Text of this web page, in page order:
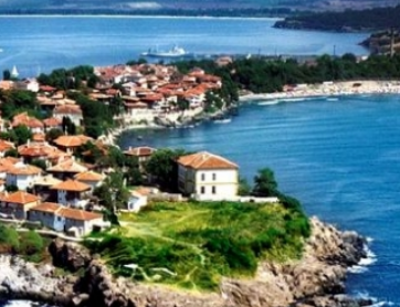
меня
/ Забыли логин?